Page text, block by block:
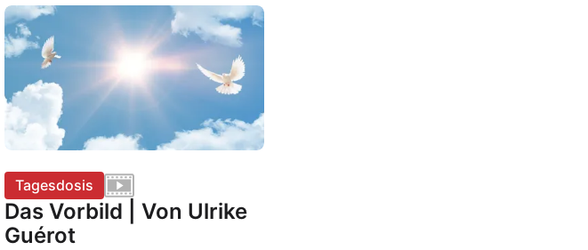
Tagesdosis
Das Vorbild | Von Ulrike
Guérot